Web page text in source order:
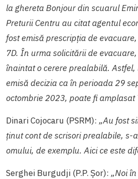
la ghereta Bonjour din scuarul
Preturii Centru au citat agentul
fost emisă prescripția de
7D. În urma solicitării de
înaintat o cerere prealabilă. Astfel,
emisă decizia ca în perioada 29
octombrie 2023, poate fi amplasat
Dinari Cojocaru (PSRM): „Au fost
ținut cont de scrisori prealabile, s-
omului, de exemplu. Aici ce este
Serghei Burgudji (P.P. Șor): „Noi